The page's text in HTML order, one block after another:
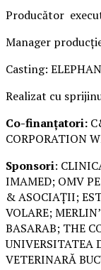
Producător
Manager
Casting:
Realizat cu
Co-finanțatori:
CORPORATION
Sponsori:
IMAMED; OMV
& ASOCIAȚII;
VOLARE;
BASARAB; THE
UNIVERSITATEA
VETERINARĂ